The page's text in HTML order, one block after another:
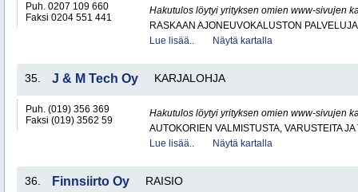
Puh. 0207 109 660
Faksi 0204 551 441
Hakutulos löytyi yrityksen omien www-sivujen
RASKAAN AJONEUVOKALUSTON
Lue lisää..
Näytä kartalla
35. J & M Tech Oy KARJALOHJA
Puh. (019) 356 369
Faksi (019) 3562 59
Hakutulos löytyi yrityksen omien www-sivujen
AUTOKORIEN VALMISTUSTA, VARUSTEITA JA
Lue lisää..
Näytä kartalla
36. Finnsiirto Oy RAISIO